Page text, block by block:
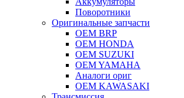
Поворотники
Оригинальные запчасти
OEM BRP
OEM HONDA
OEM SUZUKI
OEM YAMAHA
Аналоги ориг
OEM KAWASAKI